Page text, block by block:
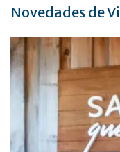
Novedades de